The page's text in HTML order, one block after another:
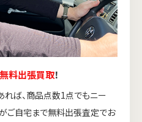
無料出張買取！
れば、商品点数1点でもニー
ご自宅まで無料出張査定でお